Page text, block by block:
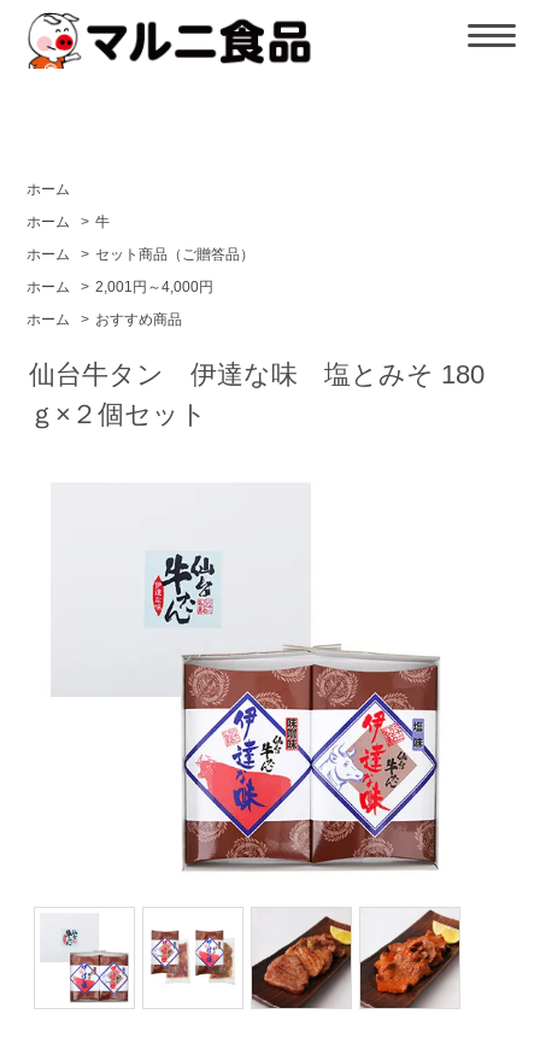
ホーム
ホーム
> 牛
ホーム
> セット商品（ご贈答品）
ホーム
> 2,001円～4,000円
ホーム
> おすすめ商品
仙台牛タン 伊達な味 塩とみそ 180
ｇ×２個セット